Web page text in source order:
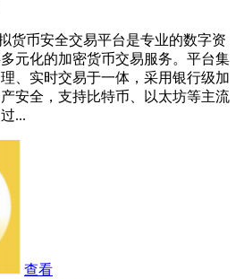
货币安全交易平台是专业的数字资
元化的加密货币交易服务。平台集
、实时交易于一体，采用银行级加
安全，支持比特币、以太坊等主流
...
查看